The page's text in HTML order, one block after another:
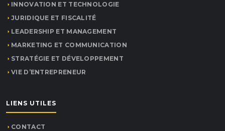
INNOVATION ET TECHNOLOGIE
JURIDIQUE ET FISCALITÉ
LEADERSHIP ET MANAGEMENT
MARKETING ET COMMUNICATION
STRATÉGIE ET DÉVELOPPEMENT
VIE D’ENTREPRENEUR
LIENS UTILES
CONTACT